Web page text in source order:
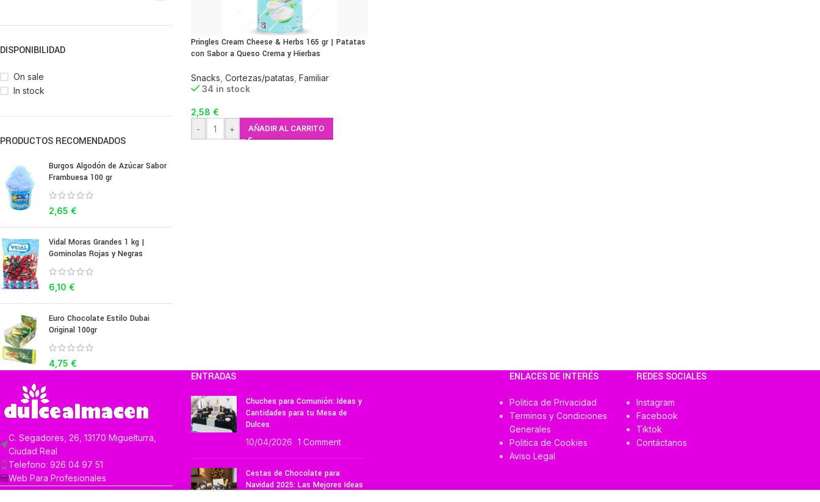
DISPONIBILIDAD
On sale
In stock
PRODUCTOS RECOMENDADOS
Burgos Algodón de Azúcar Sabor
Frambuesa 100 gr
2,65 €
Vidal Moras Grandes 1 kg |
Gominolas Rojas y Negras
6,10 €
Euro Chocolate Estilo Dubai
Original 100gr
4,75 €
Pringles Cream Cheese & Herbs 165 gr | Patatas
con Sabor a Queso Crema y Hierbas
Snacks Cortezas/patatas Familiar
34 in stock
2,58 €
-
+ AÑADIR AL CARRITO
C. Segadores, 26, 13170 Miguelturra,
Ciudad Real
Telefono: 926 04 97 51
Web Para Profesionales
ENTRADAS
Chuches para Comunión: Ideas y
Cantidades para tu Mesa de
Dulces
10/04/2026 1 Comment
Cestas de Chocolate para
Navidad 2025: Las Mejores Ideas
ENLACES DE INTERÉS
Politica de Privacidad
Terminos y Condiciones
Generales
Politica de Cookies
Aviso Legal
REDES SOCIALES
Instagram
Facebook
Tiktok
Contáctanos